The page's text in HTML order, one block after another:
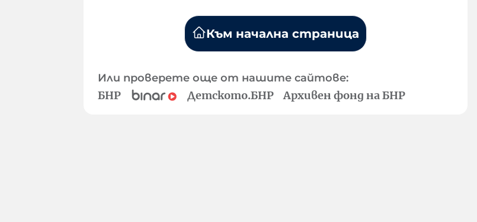
Към начална страница
Или проверете още от нашите сайтове:
БНР Детското.БНР Архивен фонд на БНР